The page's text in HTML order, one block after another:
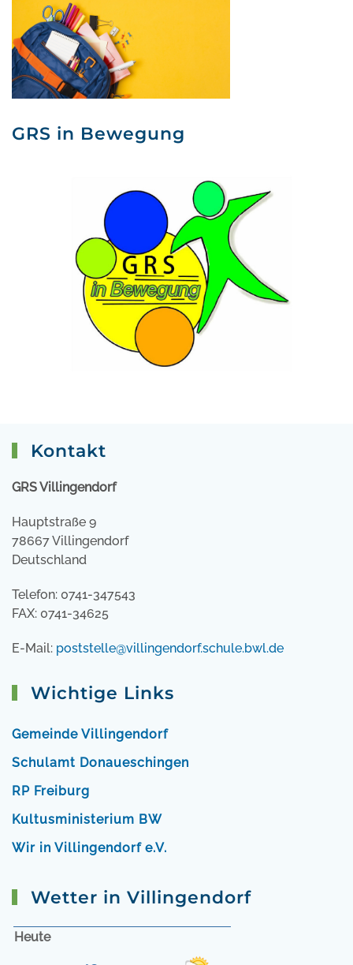
GRS in Bewegung
Kontakt
GRS Villingendorf
Hauptstraße 9
78667 Villingendorf
Deutschland
Telefon: 0741-347543
FAX: 0741-34625
E-Mail: poststelle@villingendorf.schule.bwl.de
Wichtige Links
Gemeinde Villingendorf
Schulamt Donaueschingen
RP Freiburg
Kultusministerium BW
Wir in Villingendorf e.V.
Wetter in Villingendorf
Heute